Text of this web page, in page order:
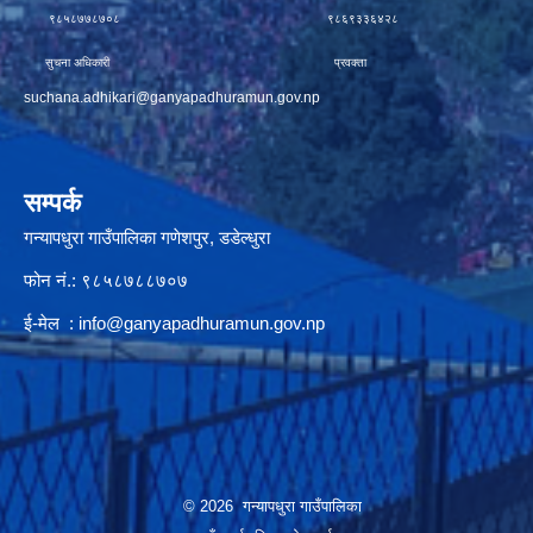
९८५८७७८७०८ ९८६९३३६४२८
सुचना अधिकारी प्रवक्ता
suchana.adhikari@ganyapadhuramun.gov.np
सम्पर्क
गन्यापधुरा गाउँपालिका गणेशपुर, डडेल्धुरा
फोन नं.: ९८५८७८८७०७
ई-मेल : info@ganyapadhuramun.gov.np
© 2026 गन्यापधुरा गाउँपालिका